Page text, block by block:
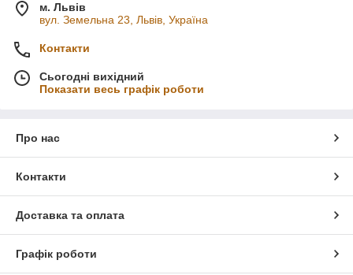
м. Львів
вул. Земельна 23, Львів, Україна
Контакти
Сьогодні вихідний
Показати весь графік роботи
Про нас
Контакти
Доставка та оплата
Графік роботи